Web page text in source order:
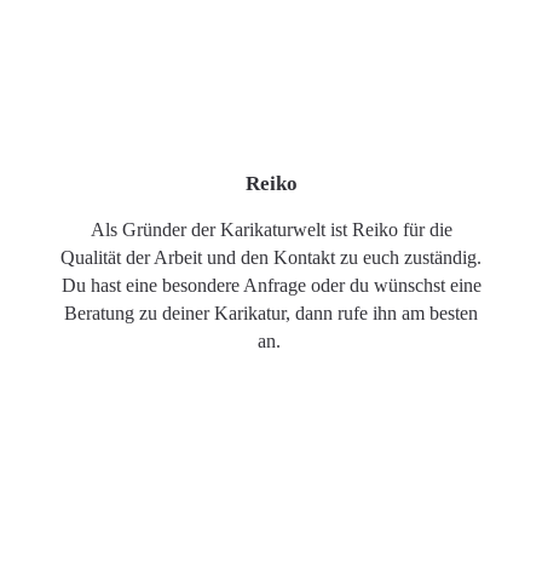
Reiko
Als Gründer der Karikaturwelt ist Reiko für die
Qualität der Arbeit und den Kontakt zu euch zuständig.
Du hast eine besondere Anfrage oder du wünschst eine
Beratung zu deiner Karikatur, dann rufe ihn am besten
an.